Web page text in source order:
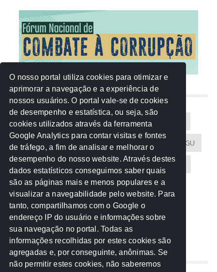
NUVEM DE TAGS
Acontece na Rede AGU AMM
Atricon Audicom CAU-MT CGU
CREA-MT Eventos MPC-MT MPE-MT
MPF Notícias PF PGE-MT PGR
Receita Federal Sem categoria
TCE-MT TCU TRE
REDE NOS ESTADOS
O nosso portal utiliza cookies para otimizar e
aprimorar a navegação e a experiência de
nossos usuários. O portal vale-se de cookies
de desempenho e estatística, ou seja, são
cookies utilizados através da ferramenta
Google Analytics para contar visitas e fontes
de tráfego, a fim de analisar e melhorar o
desempenho do nosso website. Através destes
dados estatísticos conseguimos saber quais
são as páginas mais e menos populares e a
visualizar a navegabilidade pelo website. Para
tanto, compartilhamos com o Google o
endereço IP do usuário e informações sobre
sua navegação no portal. Todas as
informações recolhidas por estes cookies são
agregadas e, por conseguinte, anônimas. Se
não permitir estes cookies, não saberemos